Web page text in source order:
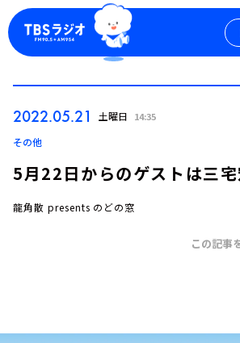
トピックス
2022.05.21 土曜日 14:35
その他
5月22日からのゲストは三
龍角散 presents のどの窓
この記事